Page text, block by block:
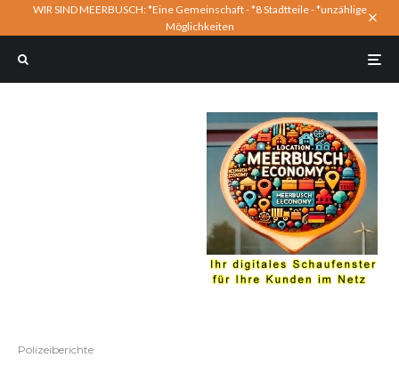
WIR SIND MEERBUSCH: *Eine Gemeinschaft - *8 Stadtteile - *unzählige
Möglichkeiten
Polizeiberichte